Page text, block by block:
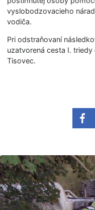
vyslobodzovacieho
vodiča.
Pri odstraňovaní
uzatvorená cesta I.
Tisovec.